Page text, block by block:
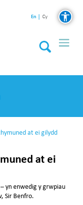
En Cy
at ei gilydd
at ei
yn enwedig y grwpiau
Sir Benfro.